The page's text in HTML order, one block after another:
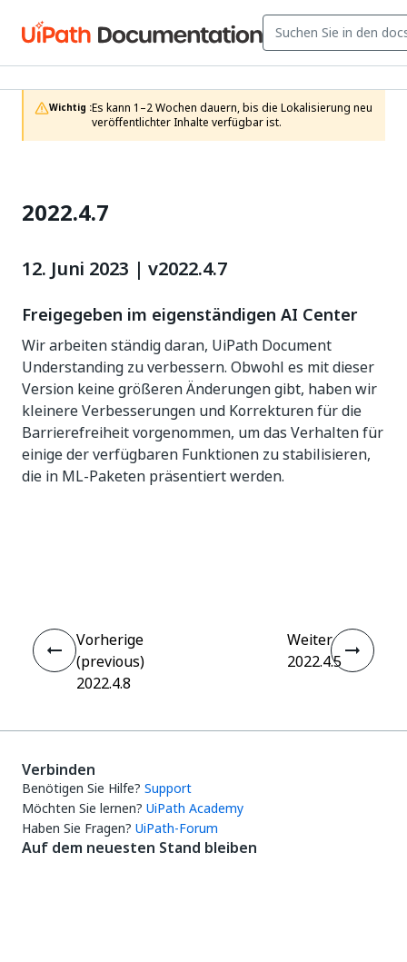
Wichtig :Es kann 1–2 Wochen dauern, bis die Lokalisierung neu
veröffentlichter Inhalte verfügbar ist.
2022.4.7
12. Juni 2023 | v2022.4.7
Freigegeben im eigenständigen AI Center
Wir arbeiten ständig daran, UiPath Document
Understanding zu verbessern. Obwohl es mit dieser
Version keine größeren Änderungen gibt, haben wir
kleinere Verbesserungen und Korrekturen für die
Barrierefreiheit vorgenommen, um das Verhalten für
einige der verfügbaren Funktionen zu stabilisieren,
die in ML-Paketen präsentiert werden.
Vorherige
(previous)
2022.4.8
Weiter
2022.4.5
Verbinden
Benötigen Sie Hilfe? Support
Möchten Sie lernen? UiPath Academy
Haben Sie Fragen? UiPath-Forum
Auf dem neuesten Stand bleiben